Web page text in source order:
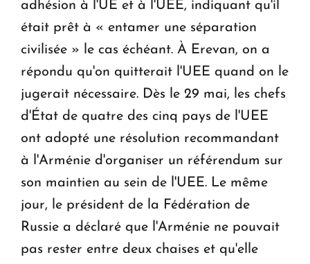
adhésion à l'UE et à l'UEE, indiquant qu'il
était prêt à « entamer une séparation
civilisée » le cas échéant. À Erevan, on a
répondu qu'on quitterait l'UEE quand on le
jugerait nécessaire. Dès le 29 mai, les chefs
d'État de quatre des cinq pays de l'UEE
ont adopté une résolution recommandant
à l'Arménie d'organiser un référendum sur
son maintien au sein de l'UEE. Le même
jour, le président de la Fédération de
Russie a déclaré que l'Arménie ne pouvait
pas rester entre deux chaises et qu'elle